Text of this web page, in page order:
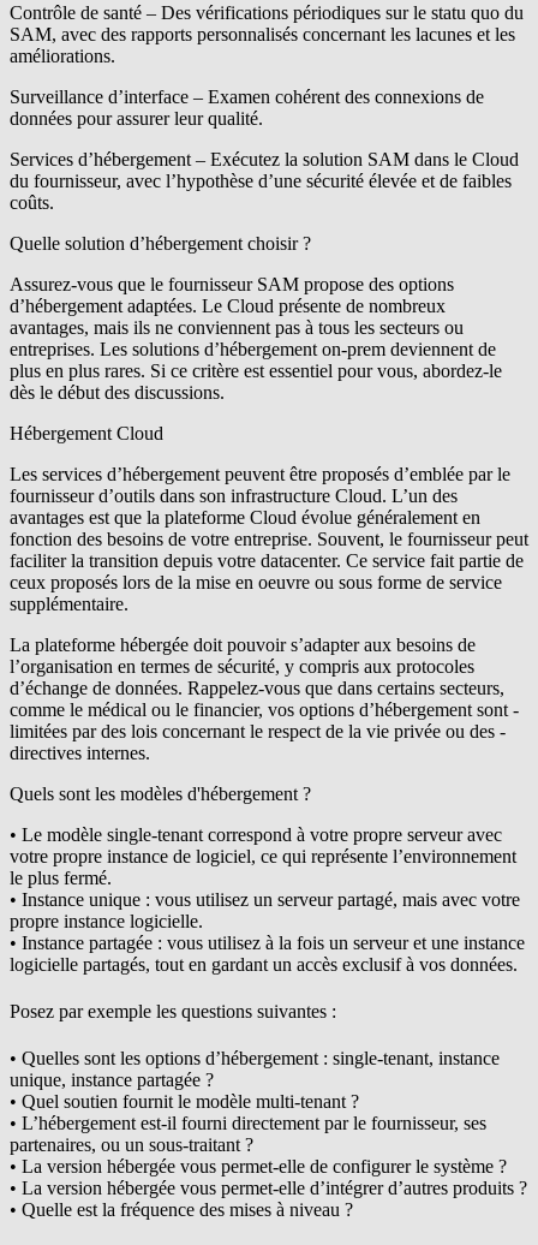
Contrôle de santé – Des vérifications périodiques sur le statu quo du
SAM, avec des rapports personnalisés concernant les lacunes et les
améliorations.
Surveillance d’interface – Examen cohérent des connexions de
données pour assurer leur qualité.
Services d’hébergement – Exécutez la solution SAM dans le Cloud
du fournisseur, avec l’hypothèse d’une sécurité élevée et de faibles
coûts.
Quelle solution d’hébergement choisir ?
Assurez-vous que le fournisseur SAM propose des options
d’hébergement adaptées. Le Cloud présente de nombreux
avantages, mais ils ne conviennent pas à tous les secteurs ou
entreprises. Les solutions d’hébergement on-prem deviennent de
plus en plus rares. Si ce critère est essentiel pour vous, abordez-le
dès le début des discussions.
Hébergement Cloud
Les services d’hébergement peuvent être proposés d’emblée par le
fournisseur d’outils dans son infrastructure Cloud. L’un des
avantages est que la plateforme Cloud évolue généralement en
fonction des besoins de votre entreprise. Souvent, le fournisseur peut
faciliter la transition depuis votre datacenter. Ce ­service fait ­partie de
ceux proposés lors de la mise en oeuvre ou sous forme de service
supplémentaire.
La plateforme hébergée doit pouvoir s’adapter aux besoins de
l’organisation en termes de sécurité, y compris aux protocoles
d’échange de données. Rappelez-vous que dans certains secteurs,
comme le médical ou le financier, vos options d’hébergement sont ­
limitées par des lois concernant le ­respect de la vie privée ou des ­
directives internes.
Quels sont les modèles d'hébergement ?
• Le modèle single-tenant correspond à votre propre serveur avec
votre propre instance de logiciel, ce qui ­représente l’environnement
le plus fermé.
• Instance unique : vous utilisez un serveur partagé, mais avec votre
propre instance logicielle.
• Instance partagée : vous utilisez à la fois un serveur et une instance
logicielle partagés, tout en gardant un accès exclusif à vos données.
Posez par exemple les questions suivantes :
• Quelles sont les options d’hébergement : single-tenant, instance
unique, instance partagée ?
• Quel soutien fournit le modèle multi-tenant ?
• L’hébergement est-il fourni directement par le fournisseur, ses
partenaires, ou un sous-traitant ?
• La version hébergée vous permet-elle de configurer le système ?
• La version hébergée vous permet-elle d’intégrer d’autres produits ?
• Quelle est la fréquence des mises à niveau ?